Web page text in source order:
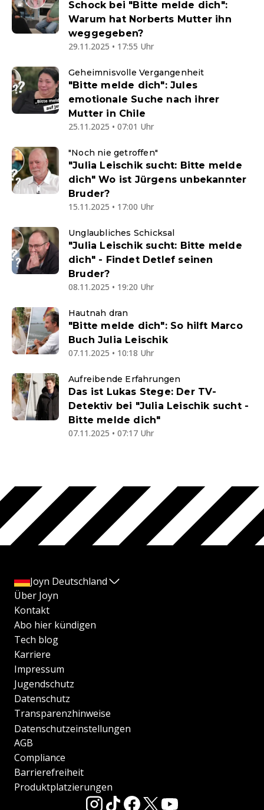
Schock bei "Bitte melde dich":
Warum hat Norberts Mutter ihn
weggegeben?
29.11.2025 • 17:55 Uhr
Geheimnisvolle Vergangenheit
"Bitte melde dich": Jules
emotionale Suche nach ihrer
Mutter in Chile
25.11.2025 • 07:01 Uhr
"Noch nie getroffen"
"Julia Leischik sucht: Bitte melde
dich" Wo ist Jürgens unbekannter
Bruder?
15.11.2025 • 17:00 Uhr
Unglaubliches Schicksal
"Julia Leischik sucht: Bitte melde
dich" - Findet Detlef seinen
Bruder?
08.11.2025 • 19:20 Uhr
Hautnah dran
"Bitte melde dich": So hilft Marco
Buch Julia Leischik
07.11.2025 • 10:18 Uhr
Aufreibende Erfahrungen
Das ist Lukas Stege: Der TV-
Detektiv bei "Julia Leischik sucht -
Bitte melde dich"
07.11.2025 • 07:17 Uhr
Joyn Deutschland
Über Joyn
Kontakt
Abo hier kündigen
Tech blog
Karriere
Impressum
Jugendschutz
Datenschutz
Transparenzhinweise
Datenschutzeinstellungen
AGB
Compliance
Barrierefreiheit
Produktplatzierungen